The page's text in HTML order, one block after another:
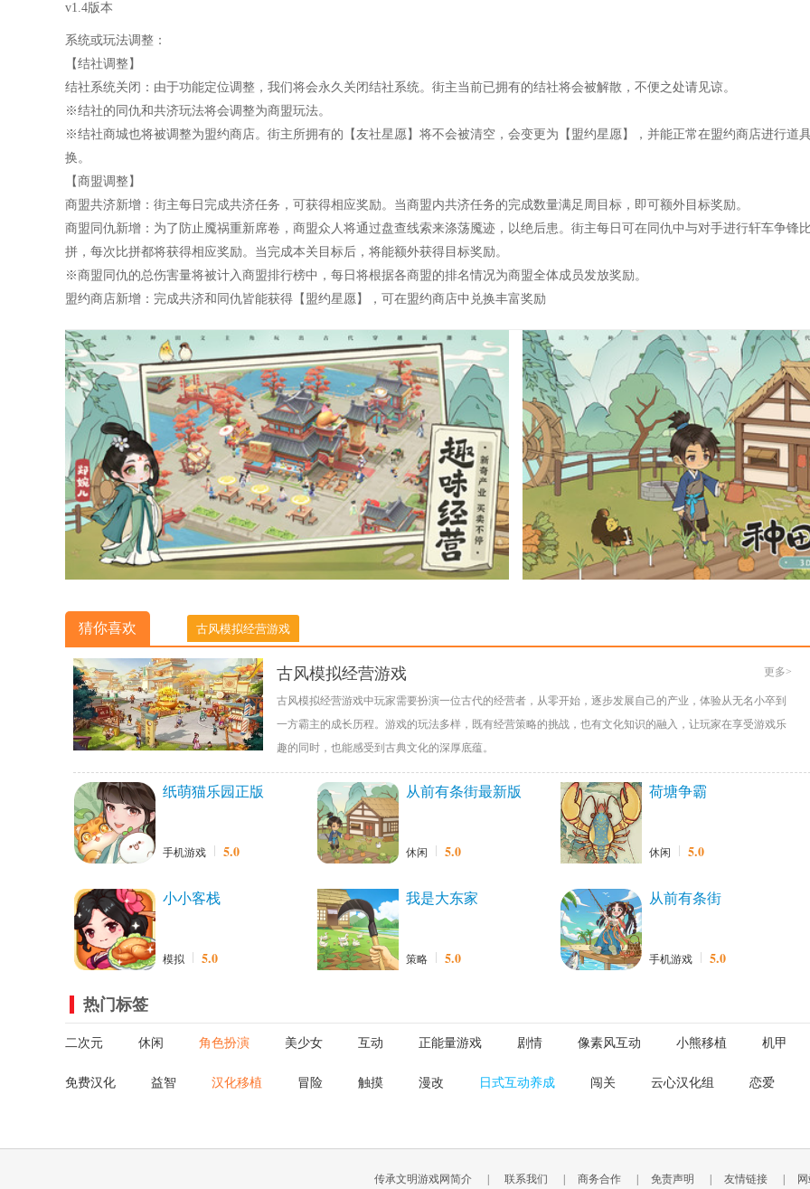
v1.4版本
系统或玩法调整：
【结社调整】
结社系统关闭：由于功能定位调整，我们将会永久关闭结社系统。街主当前已拥有的结社将会被解散，不便之处请见谅。
※结社的同仇和共济玩法将会调整为商盟玩法。
※结社商城也将被调整为盟约商店。街主所拥有的【友社星愿】将不会被清空，会变更为【盟约星愿】，并能正常在盟约商店进行道
换。
【商盟调整】
商盟共济新增：街主每日完成共济任务，可获得相应奖励。当商盟内共济任务的完成数量满足周目标，即可额外目标奖励。
商盟同仇新增：为了防止魇祸重新席卷，商盟众人将通过盘查线索来涤荡魇迹，以绝后患。街主每日可在同仇中与对手进行轩车争锋
拼，每次比拼都将获得相应奖励。当完成本关目标后，将能额外获得目标奖励。
※商盟同仇的总伤害量将被计入商盟排行榜中，每日将根据各商盟的排名情况为商盟全体成员发放奖励。
盟约商店新增：完成共济和同仇皆能获得【盟约星愿】，可在盟约商店中兑换丰富奖励
猜你喜欢 古风模拟经营游戏
古风模拟经营游戏 更多>
古风模拟经营游戏中玩家需要扮演一位古代的经营者，从零开始，逐步发展自己的产业，体验从无名小卒到
一方霸主的成长历程。游戏的玩法多样，既有经营策略的挑战，也有文化知识的融入，让玩家在享受游戏乐
趣的同时，也能感受到古典文化的深厚底蕴。
纸萌猫乐园正版
手机游戏 5.0
从前有条街最新版
休闲 5.0
荷塘争霸
休闲 5.0
小小客栈
模拟 5.0
我是大东家
策略 5.0
从前有条街
手机游戏 5.0
热门标签
二次元 休闲 角色扮演 美少女 互动 正能量游戏 剧情 像素风互动 小熊移植 机甲
免费汉化 益智 汉化移植 冒险 触摸 漫改 日式互动养成 闯关 云心汉化组 恋爱
传承文明游戏网简介 联系我们 商务合作 免责声明 友情链接